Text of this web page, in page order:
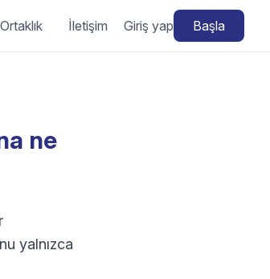
Ortaklık İletişim Giriş yap Başla
ne
yalnızca